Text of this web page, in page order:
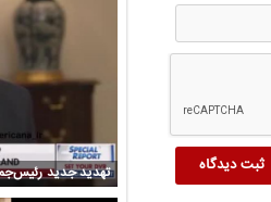
تهدید جدید
ایران